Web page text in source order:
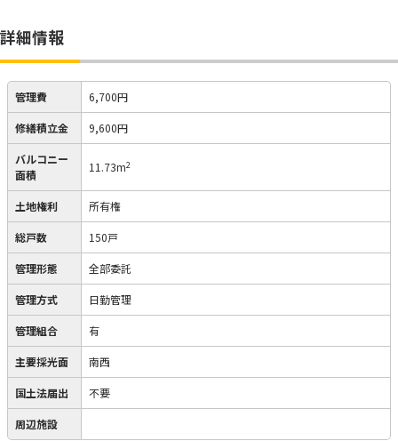
詳細情報
管理費 6,700円
修繕積立金 9,600円
バルコニー
面積
11.73m2
土地権利 所有権
総戸数 150戸
管理形態 全部委託
管理方式 日勤管理
管理組合 有
主要採光面 南西
国土法届出 不要
周辺施設